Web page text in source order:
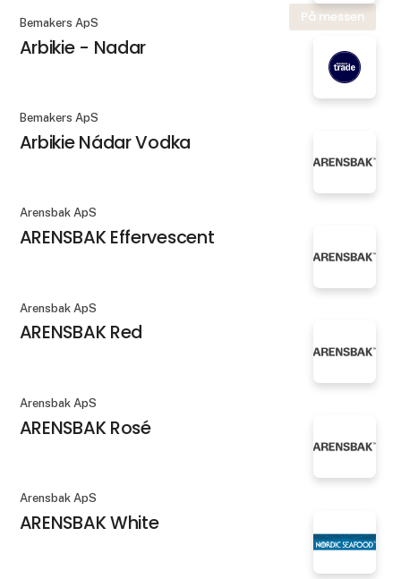
På messen
Bemakers ApS
Arbikie - Nadar
Bemakers ApS
Arbikie Nádar Vodka
Arensbak ApS
ARENSBAK Effervescent
Arensbak ApS
ARENSBAK Red
Arensbak ApS
ARENSBAK Rosé
Arensbak ApS
ARENSBAK White